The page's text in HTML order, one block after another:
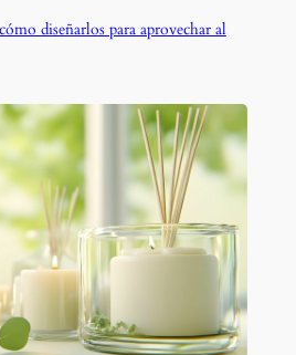
diseñarlos para aprovechar al